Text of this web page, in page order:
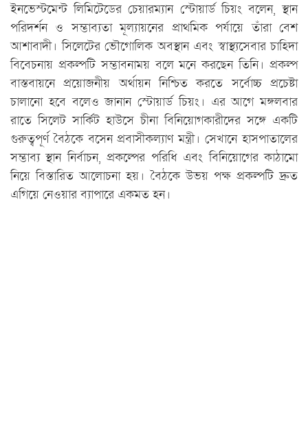
ইনভেস্টমেন্ট লিমিটেডের চেয়ারম্যান স্টোয়ার্ড চিয়ং বলেন, স্থান
পরিদর্শন ও সম্ভাব্যতা মূল্যায়নের প্রাথমিক পর্যায়ে তাঁরা বেশ
আশাবাদী। সিলেটের ভৌগোলিক অবস্থান এবং স্বাস্থ্যসেবার চাহিদা
বিবেচনায় প্রকল্পটি সম্ভাবনাময় বলে মনে করছেন তিনি। প্রকল্প
বাস্তবায়নে প্রয়োজনীয় অর্থায়ন নিশ্চিত করতে সর্বোচ্চ প্রচেষ্টা
চালানো হবে বলেও জানান স্টোয়ার্ড চিয়ং। এর আগে মঙ্গলবার
রাতে সিলেট সার্কিট হাউসে চীনা বিনিয়োগকারীদের সঙ্গে একটি
গুরুত্বপূর্ণ বৈঠকে বসেন প্রবাসীকল্যাণ মন্ত্রী। সেখানে হাসপাতালের
সম্ভাব্য স্থান নির্বাচন, প্রকল্পের পরিধি এবং বিনিয়োগের কাঠামো
নিয়ে বিস্তারিত আলোচনা হয়। বৈঠকে উভয় পক্ষ প্রকল্পটি দ্রুত
এগিয়ে নেওয়ার ব্যাপারে একমত হন।